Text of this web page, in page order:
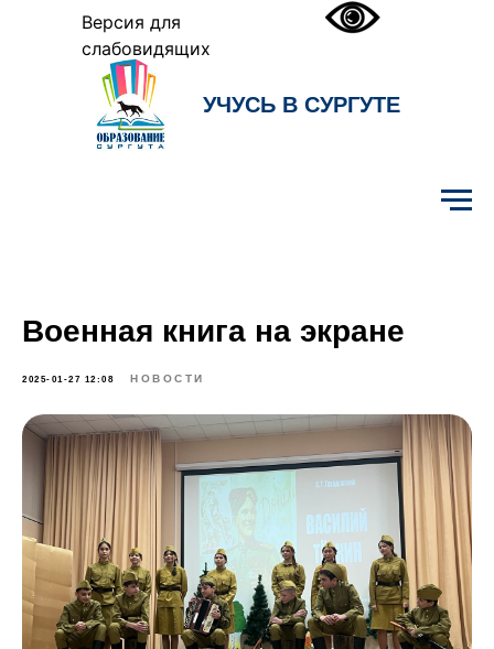
Версия для
слабовидящих
УЧУСЬ В СУРГУТЕ
Военная книга на экране
2025-01-27 12:08 НОВОСТИ